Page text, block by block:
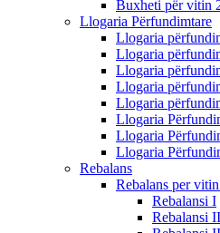
Buxheti për vitin
Llogaria Përfundimtare
Llogaria
Llogaria
Llogaria
Llogaria
Llogaria
Llogaria
Llogaria
Llogaria
Rebalans
Rebalans per
Rebalansi I
Rebalansi II